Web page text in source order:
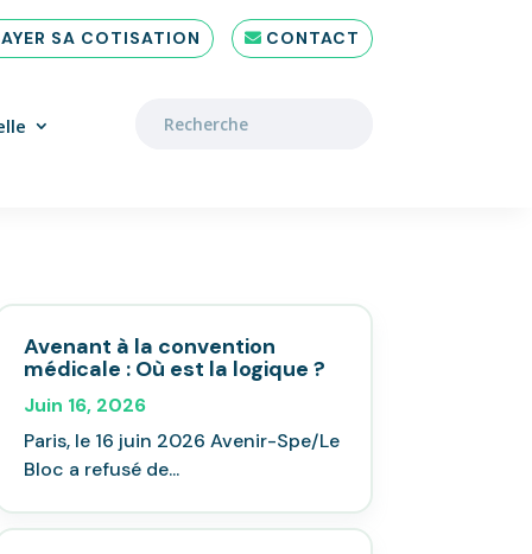
SA COTISATION CONTACT
Avenant à la convention
médicale : Où est la logique ?
Juin 16, 2026
Paris, le 16 juin 2026 Avenir-Spe/Le
Bloc a refusé de...